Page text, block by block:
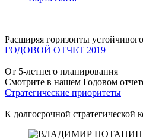
Расширяя горизонты
ГОДОВОЙ ОТЧЕТ 2019
От 5-летнего планирования
Смотрите в нашем Годовом
Стратегические приоритеты
К долгосрочной стратегической